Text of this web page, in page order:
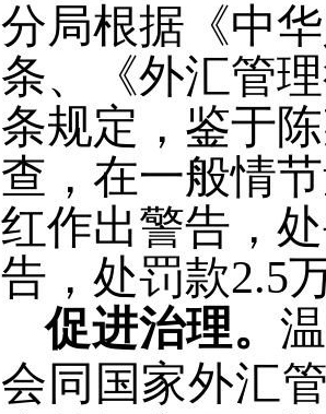
分局根据《中
条、《外汇管
条规定，鉴于
查，在一般情
红作出警告，
告，处罚款2.5
促进治理。
会同国家外汇